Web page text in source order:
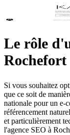
Le rôle
Rochefort
Si vous souhaitez
que ce soit de
nationale pour un e-
référencement
et particulièrement
l'agence SEO à